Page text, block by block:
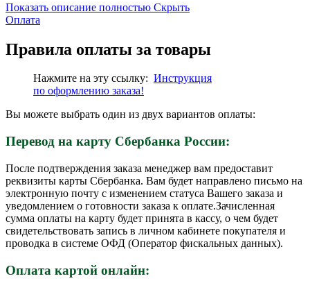
Показать описание полностью Скрыть
Оплата
Правила оплаты за товары
Нажмите на эту ссылку: Инструкция
по оформлению заказа!
Вы можете выбрать один из двух вариантов оплаты:
Перевод на карту Сбербанка России:
После подтверждения заказа менеджер вам предоставит
реквизиты карты Сбербанка. Вам будет направлено письмо на
электронную почту с изменением статуса Вашего заказа и
уведомлением о готовности заказа к оплате.Зачисленная
сумма оплаты на карту будет принята в кассу, о чем будет
свидетельствовать запись в личном кабинете покупателя и
проводка в системе ОФД (Оператор фискальных данных).
Оплата картой онлайн: